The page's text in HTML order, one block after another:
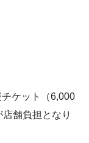
ケット（6,000
舗負担となり